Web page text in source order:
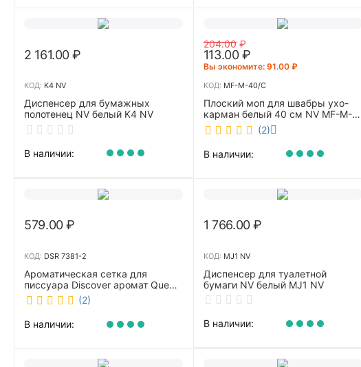
2 161.00₽
КОД: K4 NV
Диспенсер для бумажных
полотенец NV белый K4 NV
В наличии:
204.00 ₽
113.00 ₽
Вы экономите: 91.00 ₽
КОД: MF-M-40/C
Плоский моп для швабры ухо-
карман белый 40 см NV MF-M-
40/C
(2)
В наличии:
579.00₽
КОД: DSR 7381-2
Ароматическая сетка для
писсуара Discover аромат Queen
DSR 7381-2 (2)
В наличии:
1 766.00₽
КОД: MJ1 NV
Диспенсер для туалетной
бумаги NV белый MJ1 NV
В наличии: